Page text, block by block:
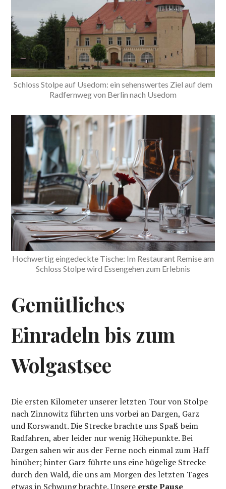
Schloss Stolpe auf Usedom: ein sehenswertes Ziel auf dem
Radfernweg von Berlin nach Usedom
Hochwertig eingedeckte Tische: Im Restaurant Remise am
Schloss Stolpe wird Essengehen zum Erlebnis
Gemütliches
Einradeln bis zum
Wolgastsee
Die ersten Kilometer unserer letzten Tour von Stolpe
nach Zinnowitz führten uns vorbei an Dargen, Garz
und Korswandt. Die Strecke brachte uns Spaß beim
Radfahren, aber leider nur wenig Höhepunkte. Bei
Dargen sahen wir aus der Ferne noch einmal zum Haff
hinüber; hinter Garz führte uns eine hügelige Strecke
durch den Wald, die uns am Morgen des letzten Tages
etwas in Schwung brachte. Unsere erste Pause